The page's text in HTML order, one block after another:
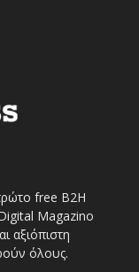
free Β2Η
Magazino
αξιόπιστη
όλους.